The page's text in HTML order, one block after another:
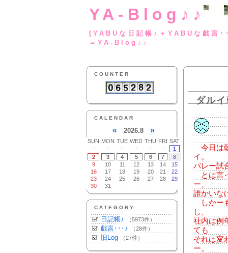
YA-Blog♪♪
(YABUな日記帳♪
＝YA-Blog♪♪
COUNTER
CALENDAR
« 2026.8 »
SUN MON TUE WED THU FRI SAT
-
- - - - -
1
2
3 4 5 6 7
8
9
10 11 12 13 14
15
16
17 18 19 20 21
22
23
24 25 26 27 28
29
30
31 - - - - -
CATEGORY
日記帳♪ （5973件）
戯言･･･♪ （28件）
旧Log （27件）
ダル
今日は
イ。
バレー試
とは言
ー、
誰かいな
しかー
し、
社内は例
ても
それは変
ー。